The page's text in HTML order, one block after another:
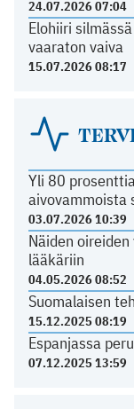
24.07.2026 07:04
Elohiiri
vaaraton vaiva
15.07.2026 08:17
Yli 80
aivovammoista
03.07.2026 10:39
Näiden
lääkäriin
04.05.2026 08:52
Suomalaisen
15.12.2025 08:19
Espanjassa
07.12.2025 13:59